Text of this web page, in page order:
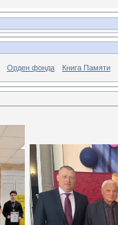
Орден фонда Книга Памяти